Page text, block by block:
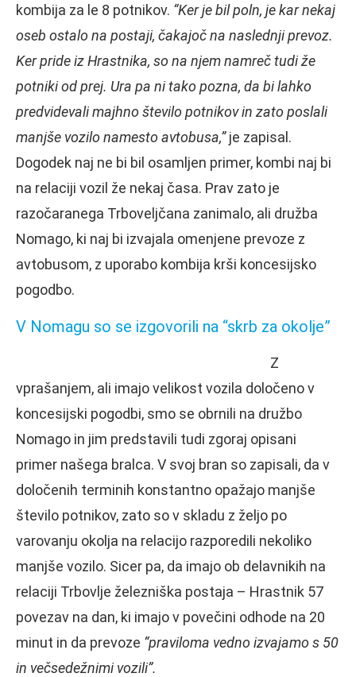
kombija za le 8 potnikov. “Ker je bil poln, je kar nekaj
oseb ostalo na postaji, čakajoč na naslednji prevoz.
Ker pride iz Hrastnika, so na njem namreč tudi že
potniki od prej. Ura pa ni tako pozna, da bi lahko
predvidevali majhno število potnikov in zato poslali
manjše vozilo namesto avtobusa,”je zapisal.
Dogodek naj ne bi bil osamljen primer, kombi naj bi
na relaciji vozil že nekaj časa. Prav zato je
razočaranega Trboveljčana zanimalo, ali družba
Nomago, ki naj bi izvajala omenjene prevoze z
avtobusom, z uporabo kombija krši koncesijsko
pogodbo.
V Nomagu so se izgovorili na “skrb za okolje”
Z
vprašanjem, ali imajo velikost vozila določeno v
koncesijski pogodbi, smo se obrnili na družbo
Nomago in jim predstavili tudi zgoraj opisani
primer našega bralca. V svoj bran so zapisali, da v
določenih terminih konstantno opažajo manjše
število potnikov, zato so v skladu z željo po
varovanju okolja na relacijo razporedili nekoliko
manjše vozilo. Sicer pa, da imajo ob delavnikih na
relaciji Trbovlje železniška postaja – Hrastnik 57
povezav na dan, ki imajo v povečini odhode na 20
minut in da prevoze “praviloma vedno izvajamo s 50
in večsedežnimi vozili”.